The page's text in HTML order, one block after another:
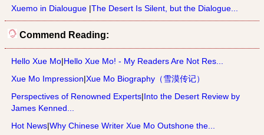
Xuemo in Dialougue |The Desert Is Silent, but the Dialogue...
Commend Reading:
Hello Xue Mo|Hello Xue Mo! - My Readers Are Not Res...
Xue Mo Impression|Xue Mo Biography（雪漠传记）
Perspectives of Renowned Experts|Into the Desert Review by
James Kenned...
Hot News|Why Chinese Writer Xue Mo Outshone the...